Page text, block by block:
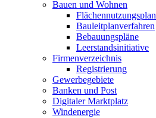
Bauen und Wohnen
Flächennutzungsplan
Bauleitplanverfahren
Bebauungspläne
Leerstandsinitiative
Firmenverzeichnis
Registrierung
Gewerbegebiete
Banken und Post
Digitaler Marktplatz
Windenergie